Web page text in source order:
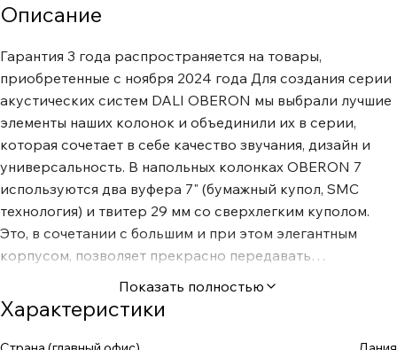
Описание
Гарантия 3 года распространяется на товары,
приобретенные с ноября 2024 года Для создания серии
акустических систем DALI OBERON мы выбрали лучшие
элементы наших колонок и объединили их в серии,
которая сочетает в себе качество звучания, дизайн и
универсальность. В напольных колонках OBERON 7
используются два вуфера 7" (бумажный купол, SMC
технология) и твитер 29 мм со сверхлегким куполом.
Это, в сочетании с большим и при этом элегантным
корпусом, позволяет прекрасно передавать
глубочайшие басы и заполнять комнату насыщенным,
детальным звучанием. Несмотря на свои размеры, эти
колонки весьма утонченны и впечатляют способностью
естественно и достоверно воспроизводить любые
Показать полностью
Характеристики